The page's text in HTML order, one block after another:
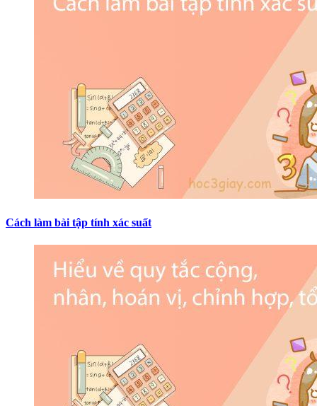
Cách làm bài tập tính xác suất